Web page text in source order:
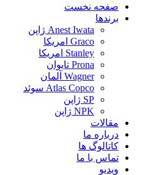
صفحه نخست
برندها
Anest Iwata ژاپن
Graco امریکا
Stanley امریکا
Prona تایوان
Wagner آلمان
Atlas Copco سوئد
SP ژاپن
NPK ژاپن
مقالات
درباره ما
کاتالوگ ها
تماس با ما
ویدیو